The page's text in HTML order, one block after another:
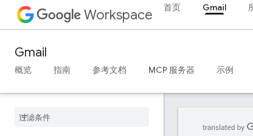
Workspace 首页 Gmail
Gmail
概览 指南 参考文档 MCP 服务器 示例